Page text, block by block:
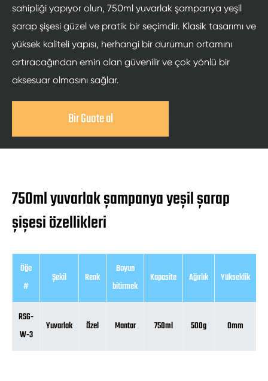
sahipliği yapıyor olun, 750ml yuvarlak şampanya yeşil
şarap şişesi güzel ve pratik bir seçimdir. Klasik tasarımı ve
yüksek kaliteli yapısı, herhangi bir durumun ortamını
artıracağından emin olan güvenilir ve çok yönlü bir
aksesuar olmasını sağlar.
Bir Guote al
750ml yuvarlak şampanya yeşil şarap
şişesi özellikleri
Öğe
#
Şekil Renk
Boyun
bitirmek
Kapasite Ağırlık Yükseklik
RSG-
W-3
Yuvarlak Özel Mantar 750ml 500g 0mm